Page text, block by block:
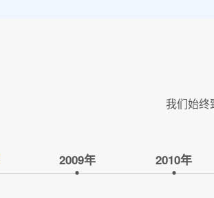
我们始终
2009年 2010年